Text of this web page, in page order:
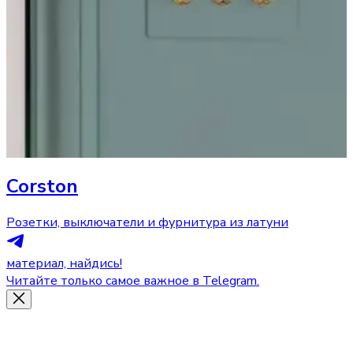
Corston
Розетки, выключатели и фурнитура из латуни
материал, найдись!
Читайте только самое важное в Telegram.